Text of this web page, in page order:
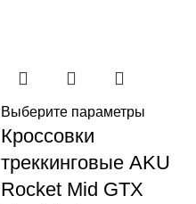
Выберите параметры
Кроссовки
треккинговые AKU
Rocket Mid GTX